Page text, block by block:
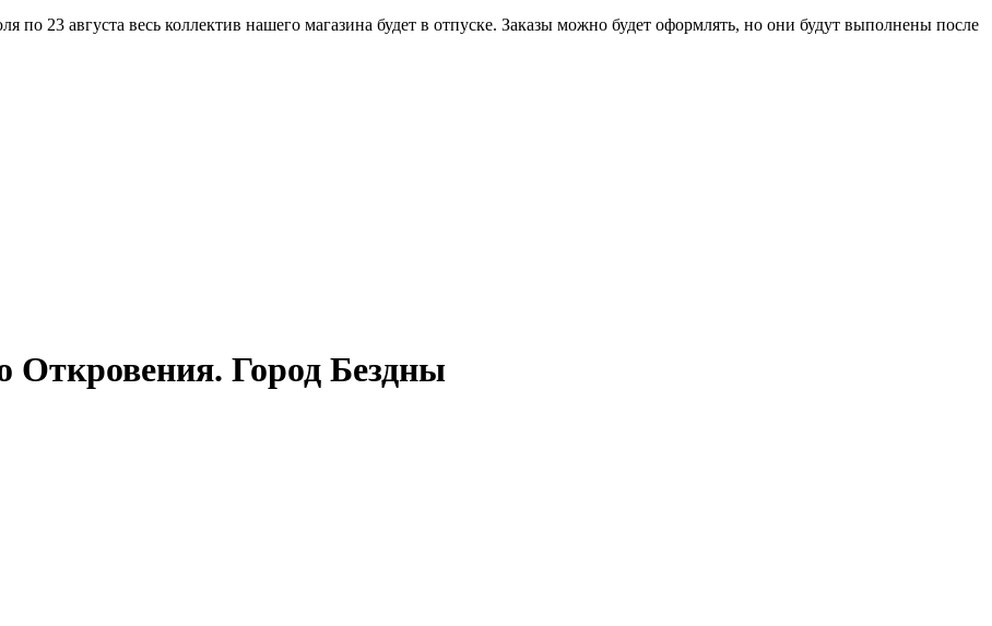
23 августа весь коллектив нашего магазина будет в отпуске. Заказы можно будет оформлять, но они будут выполнены после
Откровения. Город Бездны